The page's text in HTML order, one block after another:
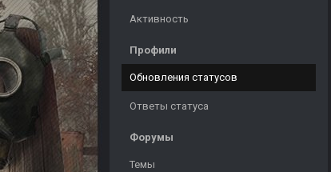
Активность
Профили
Обновления статусов
Ответы статуса
Форумы
Темы